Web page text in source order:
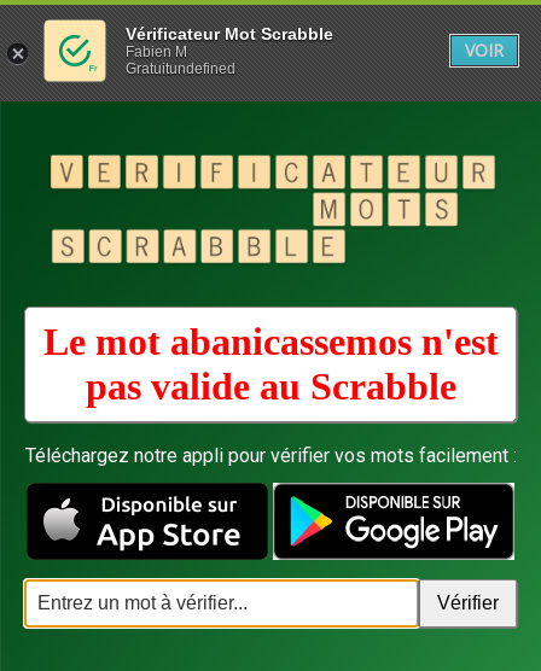
Le mot abanicassemos n'est
pas valide au Scrabble
Téléchargez notre appli pour vérifier vos mots facilement :
Vérificateur Mot Scrabble
Fabien M
Gratuitundefined
VOIR